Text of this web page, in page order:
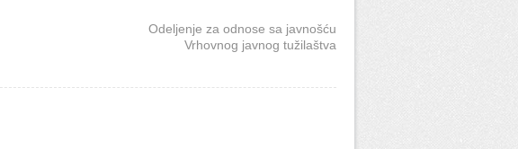
Odeljenje za odnose sa javnošću
Vrhovnog javnog tužilaštva